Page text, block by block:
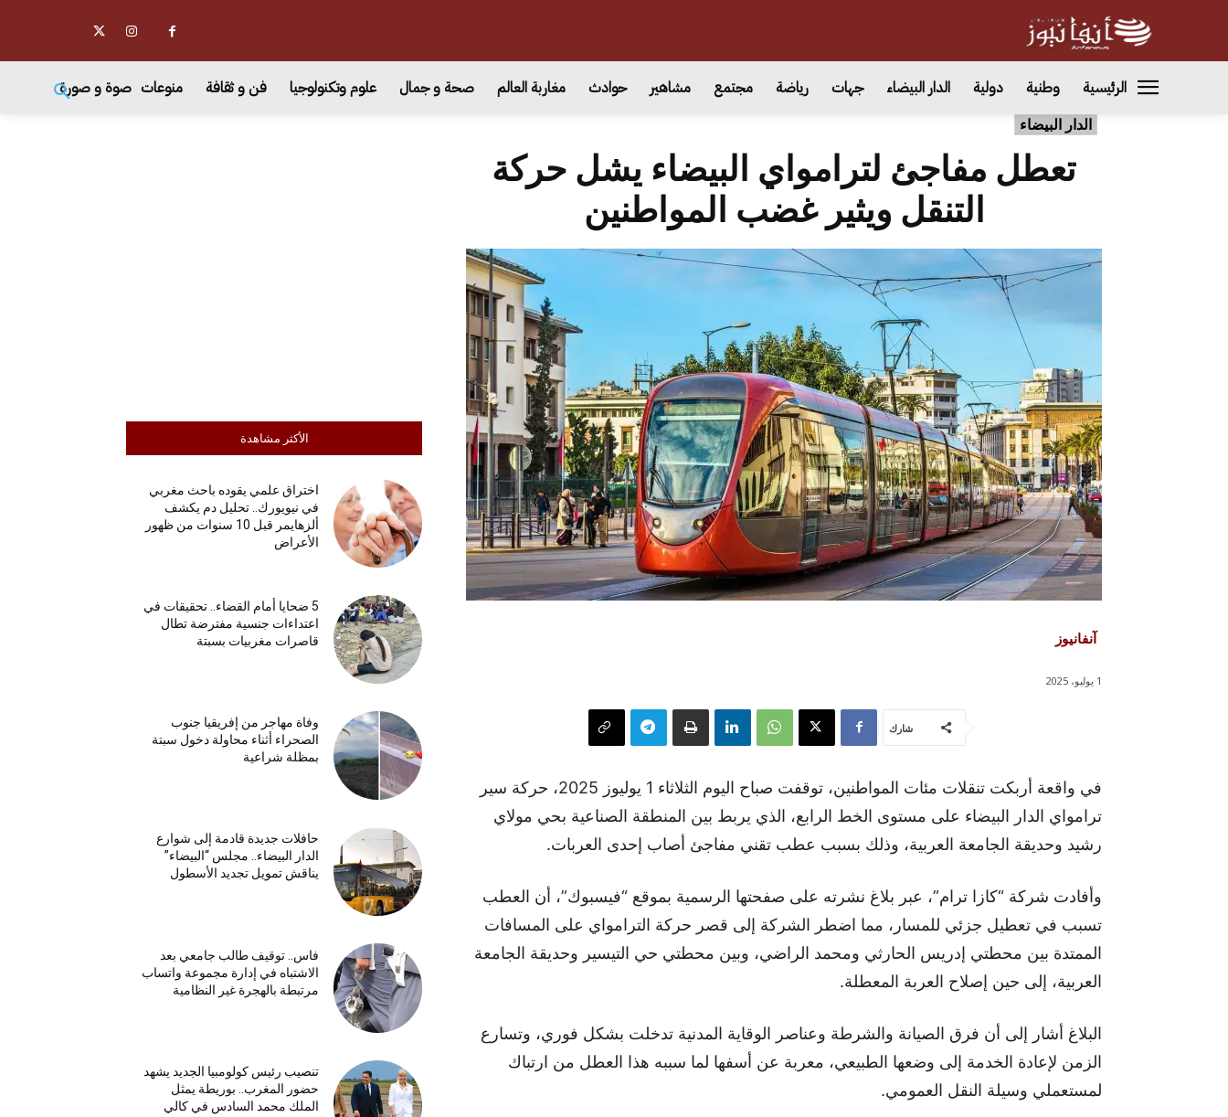
الرئيسية وطنية دولية الدار البيضاء جهات رياضة مجتمع مشاهير حوادث مغاربة العالم صحة و جمال علوم وتكنولوجيا فن و ثقافة منوعات صوة و صورة
الدار البيضاء
الأكثر مشاهدة
اختراق علمي يقوده باحث مغربي
في نيويورك.. تحليل دم يكشف
ألزهايمر قبل 10 سنوات من ظهور
الأعراض
5 ضحايا أمام القضاء.. تحقيقات في
اعتداءات جنسية مفترضة تطال
قاصرات مغربيات بسبتة
وفاة مهاجر من إفريقيا جنوب
الصحراء أثناء محاولة دخول سبتة
بمظلة شراعية
حافلات جديدة قادمة إلى شوارع
الدار البيضاء.. مجلس “البيضاء”
يناقش تمويل تجديد الأسطول
فاس.. توقيف طالب جامعي بعد
الاشتباه في إدارة مجموعة واتساب
مرتبطة بالهجرة غير النظامية
تنصيب رئيس كولومبيا الجديد يشهد
حضور المغرب.. بوريطة يمثل
الملك محمد السادس في كالي
تعطل مفاجئ لترامواي البيضاء يشل حركة
التنقل ويثير غضب المواطنين
آنفانيوز
1 يوليو، 2025
شارك
في واقعة أربكت تنقلات مئات المواطنين، توقفت صباح اليوم الثلاثاء 1 يوليوز 2025، حركة سير
ترامواي الدار البيضاء على مستوى الخط الرابع، الذي يربط بين المنطقة الصناعية بحي مولاي
رشيد وحديقة الجامعة العربية، وذلك بسبب عطب تقني مفاجئ أصاب إحدى العربات.
وأفادت شركة “كازا ترام”، عبر بلاغ نشرته على صفحتها الرسمية بموقع “فيسبوك”، أن العطب
تسبب في تعطيل جزئي للمسار، مما اضطر الشركة إلى قصر حركة الترامواي على المسافات
الممتدة بين محطتي إدريس الحارثي ومحمد الراضي، وبين محطتي حي التيسير وحديقة الجامعة
العربية، إلى حين إصلاح العربة المعطلة.
البلاغ أشار إلى أن فرق الصيانة والشرطة وعناصر الوقاية المدنية تدخلت بشكل فوري، وتسارع
الزمن لإعادة الخدمة إلى وضعها الطبيعي، معربة عن أسفها لما سببه هذا العطل من ارتباك
لمستعملي وسيلة النقل العمومي.